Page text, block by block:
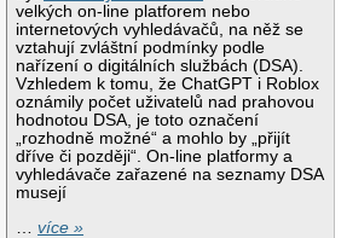
velkých on-line platforem nebo
internetových vyhledávačů, na něž se
vztahují zvláštní podmínky podle
nařízení o digitálních službách (DSA).
Vzhledem k tomu, že ChatGPT i Roblox
oznámily počet uživatelů nad prahovou
hodnotou DSA, je toto označení
„rozhodně možné“ a mohlo by „přijít
dříve či později“. On-line platformy a
vyhledávače zařazené na seznamy DSA
musejí
…více »